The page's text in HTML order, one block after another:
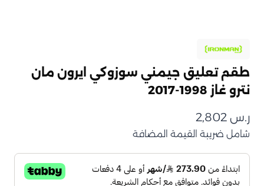
طقم تعليق جيمني سوزوكي ايرون مان
نترو غاز 1998-2017
ر.س
شامل ضريبة القيمة المضافة